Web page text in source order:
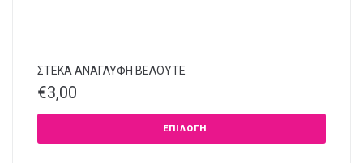
ΣΤΕΚΑ ΑΝΑΓΛΥΦΗ ΒΕΛΟΥΤΕ
€3,00
ΕΠΙΛΟΓΉ